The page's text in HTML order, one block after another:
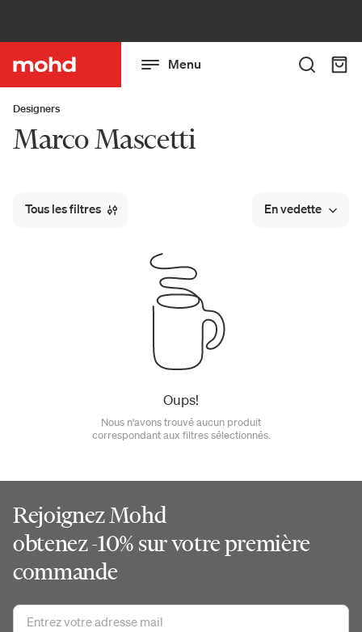
Menu
Designers
Marco Mascetti
Tous les filtres En vedette
Oups!
Nous n'avons trouvé aucun produit
correspondant aux filtres sélectionnés.
Rejoignez Mohd
obtenez -10% sur votre première
commande